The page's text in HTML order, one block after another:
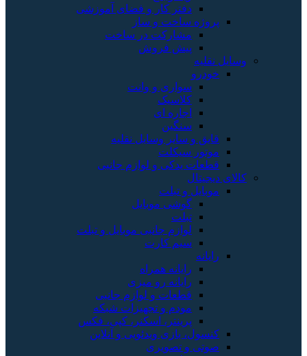
دفتر کار و فضای آموزشی
پروژه ساخت و ساز
مشارکت در ساخت
پیش فروش
وسایل نقلیه
خودرو
سواری و وانت
کلاسیک
اجاره ای
سنگین
قایق و سایر وسایل نقلیه
موتور سیکلت
قطعات یدکی و لوازم جانبی
کالای دیجیتال
موبایل و تبلت
گوشی موبایل
تبلت
لوازم جانبی موبایل و تبلت
سیم کارت
رایانه
رایانه همراه
رایانه رو میزی
قطعات و لوازم جانبی
مودم و تجهیزات شبکه
پرینتر، اسکنر، کپی، فکس
کنسول، بازی‌ ویدئویی و آنلاین
صوتی و تصویری